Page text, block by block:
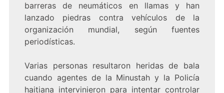
barreras de neumáticos en llamas y han
lanzado piedras contra vehículos de la
organización mundial, según fuentes
periodísticas.
Varias personas resultaron heridas de bala
cuando agentes de la Minustah y la Policía
haitiana intervinieron para intentar controlar